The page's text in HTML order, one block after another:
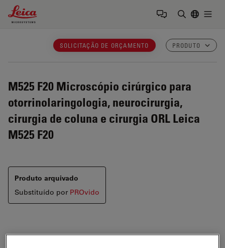
Leica Microsystems Logo
SOLICITAÇÃO DE ORÇAMENTO PRODUTO
M525 F20 Microscópio cirúrgico para
otorrinolaringologia, neurocirurgia,
cirurgia de coluna e cirurgia ORL Leica
M525 F20
Produto arquivado
Substituído por PROvido